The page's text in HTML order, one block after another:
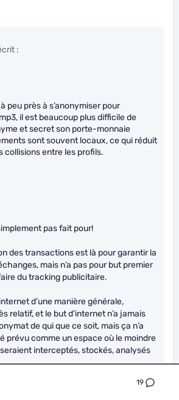
19
:
peu près à s’anonymiser pour
il est beaucoup plus difficile de
et secret son porte-monnaie
sont souvent locaux, ce qui réduit
collisions entre les profils.
pas fait pour!
des transactions est là pour garantir la
mais n’a pas pour but premier
du tracking publicitaire.
d’une manière générale,
relatif, et le but d’internet n’a jamais
de qui que ce soit, mais ça n’a
prévu comme un espace où le moindre
interceptés, stockés, analysés